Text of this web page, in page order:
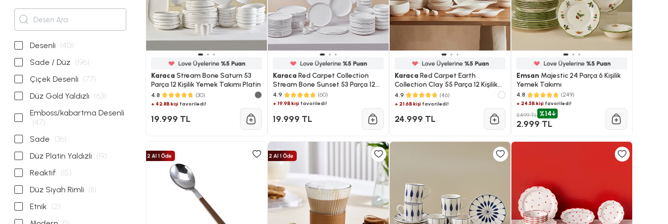
Desenli (413)
Sade / Düz (196)
Çiçek Desenli (77)
Düz Gold Yaldızlı (63)
Emboss/kabartma Desenli
(47)
Sade (36)
Düz Platin Yaldızlı (19)
Reaktif (15)
Düz Siyah Rimli (11)
Etnik (2)
Karaca Stream Bone Saturn 53
Parça 12 Kişilik Yemek Takımı Platin
4.8 (30)
+ 42.8B kişifavoriledi!
19.999 TL
Karaca Red Carpet Collection
Stream Bone Sunset 53 Parça 12
Kişilik Yemek Takımı Platin
4.9 (60)
+ 19.9B kişifavoriledi!
19.999 TL
Karaca Red Carpet Earth
Collection Clay 55 Parça 12 Kişilik
Yemek Takımı
4.9 (46)
+ 21.6B kişifavoriledi!
24.999 TL
Emsan Majestic 24 Parça 6 Kişilik
Yemek Takımı
4.8 (249)
+ 24.5B kişi favoriledi!
3.499 TL %14
2.999 TL